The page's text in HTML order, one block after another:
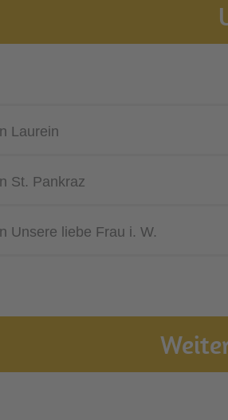
Laurein
St. Pankraz
Unsere liebe Frau i. W.